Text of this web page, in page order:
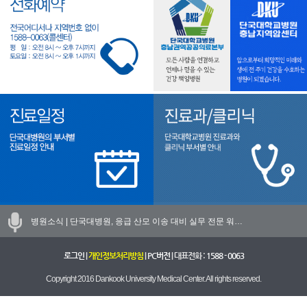
병원소식 | 단국대병원, 응급 산모 이송 대비 실무 전문 워…
로그인| 개인정보처리방침| PC버전| 대표전화 : 1588 - 0063
Copyright 2016 Dankook University Medical Center. All rights reserved.